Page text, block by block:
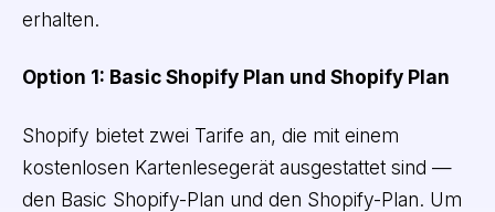
erhalten.
Option 1: Basic Shopify Plan und Shopify Plan
Shopify bietet zwei Tarife an, die mit einem
kostenlosen Kartenlesegerät ausgestattet sind —
den Basic Shopify-Plan und den Shopify-Plan. Um